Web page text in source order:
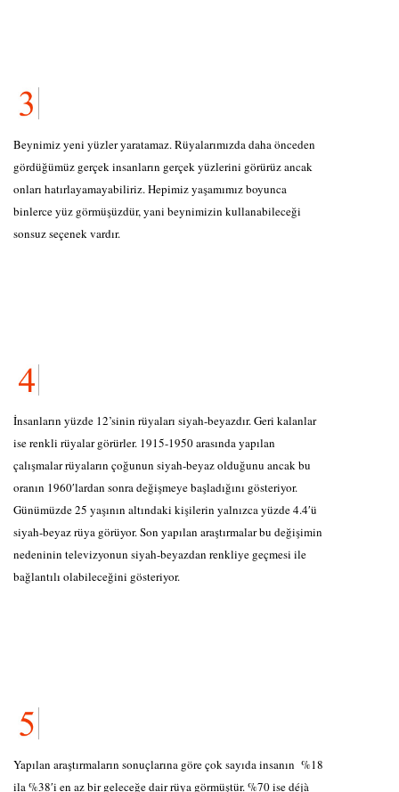
Beynimiz yeni yüzler yaratamaz. Rüyalarımızda daha önceden
gördüğümüz gerçek insanların gerçek yüzlerini görürüz ancak
onları hatırlayamayabiliriz. Hepimiz yaşamımız boyunca
binlerce yüz görmüşüzdür, yani beynimizin kullanabileceği
sonsuz seçenek vardır.
İnsanların yüzde 12’sinin rüyaları siyah-beyazdır. Geri kalanlar
ise renkli rüyalar görürler. 1915-1950 arasında yapılan
çalışmalar rüyaların çoğunun siyah-beyaz olduğunu ancak bu
oranın 1960′lardan sonra değişmeye başladığını gösteriyor.
Günümüzde 25 yaşının altındaki kişilerin yalnızca yüzde 4.4′ü
siyah-beyaz rüya görüyor. Son yapılan araştırmalar bu değişimin
nedeninin televizyonun siyah-beyazdan renkliye geçmesi ile
bağlantılı olabileceğini gösteriyor.
Yapılan araştırmaların sonuçlarına göre çok sayıda insanın %18
ila %38′i en az bir geleceğe dair rüya görmüştür. %70 ise déjà